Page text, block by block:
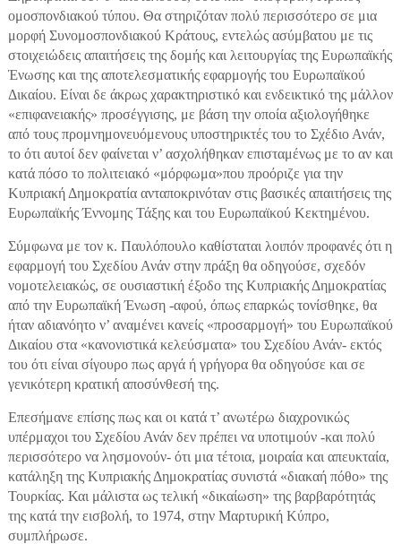
ομοσπονδιακού τύπου. Θα στηριζόταν πολύ περισσότερο σε μια
μορφή Συνομοσπονδιακού Κράτους, εντελώς ασύμβατου με τις
στοιχειώδεις απαιτήσεις της δομής και λειτουργίας της Ευρωπαϊκής
Ένωσης και της αποτελεσματικής εφαρμογής του Ευρωπαϊκού
Δικαίου. Είναι δε άκρως χαρακτηριστικό και ενδεικτικό της μάλλον
«επιφανειακής» προσέγγισης, με βάση την οποία αξιολογήθηκε
από τους προμνημονευόμενους υποστηρικτές του το Σχέδιο Ανάν,
το ότι αυτοί δεν φαίνεται ν’ ασχολήθηκαν επισταμένως με το αν και
κατά πόσο το πολιτειακό «μόρφωμα»που προόριζε για την
Κυπριακή Δημοκρατία ανταποκρινόταν στις βασικές απαιτήσεις της
Ευρωπαϊκής Έννομης Τάξης και του Ευρωπαϊκού Κεκτημένου.
Σύμφωνα με τον κ. Παυλόπουλο καθίσταται λοιπόν προφανές ότι η
εφαρμογή του Σχεδίου Ανάν στην πράξη θα οδηγούσε, σχεδόν
νομοτελειακώς, σε ουσιαστική έξοδο της Κυπριακής Δημοκρατίας
από την Ευρωπαϊκή Ένωση -αφού, όπως επαρκώς τονίσθηκε, θα
ήταν αδιανόητο ν’ αναμένει κανείς «προσαρμογή» του Ευρωπαϊκού
Δικαίου στα «κανονιστικά κελεύσματα» του Σχεδίου Ανάν- εκτός
του ότι είναι σίγουρο πως αργά ή γρήγορα θα οδηγούσε και σε
γενικότερη κρατική αποσύνθεσή της.
Επεσήμανε επίσης πως και οι κατά τ’ ανωτέρω διαχρονικώς
υπέρμαχοι του Σχεδίου Ανάν δεν πρέπει να υποτιμούν -και πολύ
περισσότερο να λησμονούν- ότι μια τέτοια, μοιραία και απευκταία,
κατάληξη της Κυπριακής Δημοκρατίας συνιστά «διακαή πόθο» της
Τουρκίας. Και μάλιστα ως τελική «δικαίωση» της βαρβαρότητάς
της κατά την εισβολή, το 1974, στην Μαρτυρική Κύπρο,
συμπλήρωσε.